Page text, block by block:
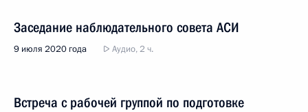
Заседание наблюдательного совета АСИ
9 июля 2020 года Аудио, 2 ч.
Встреча с рабочей группой по подготовке